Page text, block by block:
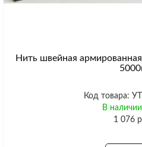
Нить швейная
Код товара:
В
1 076